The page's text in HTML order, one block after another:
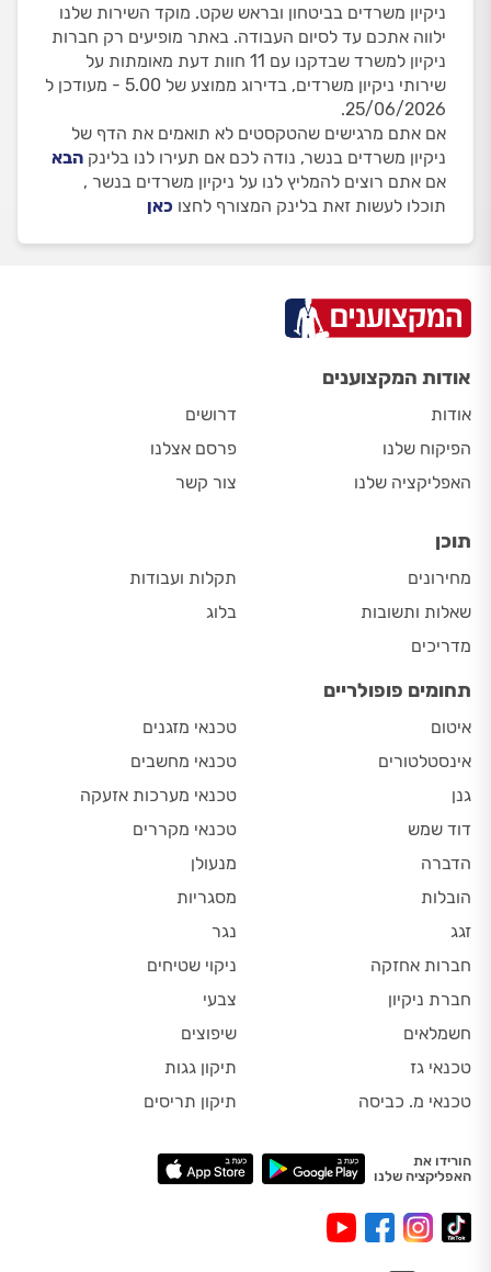
ניקיון משרדים בביטחון ובראש שקט. מוקד השירות שלנו
ילווה אתכם עד לסיום העבודה. באתר מופיעים רק חברות
ניקיון למשרד שבדקנו עם 11 חוות דעת מאומתות על
שירותי ניקיון משרדים, בדירוג ממוצע של 5.00 - מעודכן ל
25/06/2026.
אם אתם מרגישים שהטקסטים לא תואמים את הדף של
ניקיון משרדים בנשר, נודה לכם אם תעירו לנו בלינק הבא
אם אתם רוצים להמליץ לנו על ניקיון משרדים בנשר ,
תוכלו לעשות זאת בלינק המצורף לחצו כאן
אודות המקצוענים
אודות
הפיקוח שלנו
האפליקציה שלנו
דרושים
פרסם אצלנו
צור קשר
תוכן
מחירונים
שאלות ותשובות
מדריכים
תקלות ועבודות
בלוג
תחומים פופולריים
איטום
אינסטלטורים
גנן
דוד שמש
הדברה
הובלות
זגג
חברות אחזקה
חברת ניקיון
חשמלאים
טכנאי גז
טכנאי מ. כביסה
טכנאי מזגנים
טכנאי מחשבים
טכנאי מערכות אזעקה
טכנאי מקררים
מנעולן
מסגריות
נגר
ניקוי שטיחים
צבעי
שיפוצים
תיקון גגות
תיקון תריסים
הורידו את
האפליקציה שלנו